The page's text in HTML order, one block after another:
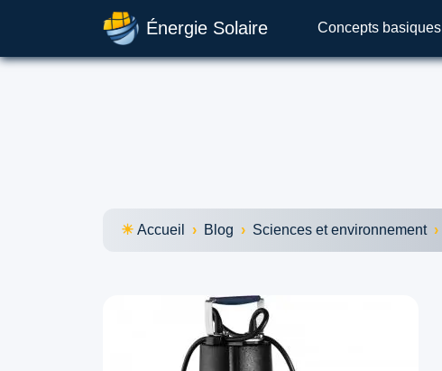
Énergie Solaire Concepts basiques
Accueil Blog Sciences et environnement